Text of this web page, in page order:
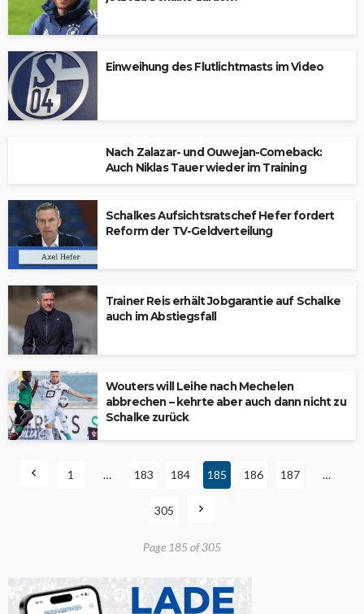
Einweihung des Flutlichtmasts im Video
Nach Zalazar- und Ouwejan-Comeback:
Auch Niklas Tauer wieder im Training
Schalkes Aufsichtsratschef Hefer fordert
Reform der TV-Geldverteilung
Trainer Reis erhält Jobgarantie auf Schalke
auch im Abstiegsfall
Wouters will Leihe nach Mechelen
abbrechen – kehrte aber auch dann nicht zu
Schalke zurück
1 … 183 184 185 186 187 …
305
Page 185 of 305